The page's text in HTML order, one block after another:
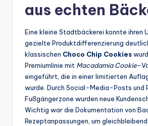
aus echten
Eine kleine Stadtbäckerei konnte ihren
gezielte Produktdifferenzierung
klassischen Choco Chip Cookies
Premiumlinie mit Macadamia Cookie-
eingeführt, die in einer limitierten
wurde. Durch Social-Media-Posts und
Fußgängerzone wurden neue
Wichtig war die Dokumentation von
Rezeptanpassungen, um